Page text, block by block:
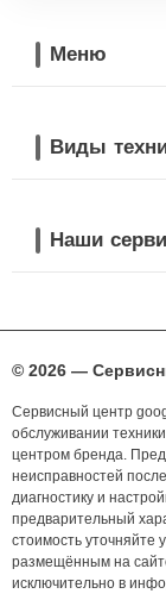
Меню
Виды
Наши
© 2026 —
Сервисный центр
обслуживании
центром бренда.
неисправностей
диагностику и
предварительный
стоимость
размещённым на
исключительно в